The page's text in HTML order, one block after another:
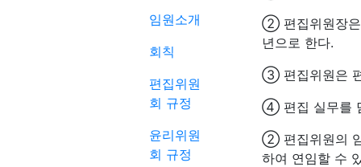
임원소개
회칙
편집위원
회 규정
윤리위원
회 규정
② 편집위원장은
년으로 한다.
③ 편집위원은
④ 편집 실무를
② 편집위원의
하여 연임할 수